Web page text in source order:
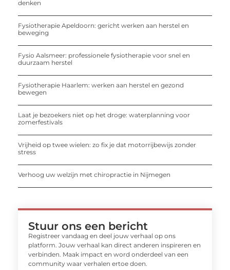
denken
Fysiotherapie Apeldoorn: gericht werken aan herstel en
beweging
Fysio Aalsmeer: professionele fysiotherapie voor snel en
duurzaam herstel
Fysiotherapie Haarlem: werken aan herstel en gezond
bewegen
Laat je bezoekers niet op het droge: waterplanning voor
zomerfestivals
Vrijheid op twee wielen: zo fix je dat motorrijbewijs zonder
stress
Verhoog uw welzijn met chiropractie in Nijmegen
Stuur ons een bericht
Registreer vandaag en deel jouw verhaal op ons
platform. Jouw verhaal kan direct anderen inspireren en
verbinden. Maak impact en word onderdeel van een
community waar verhalen ertoe doen.